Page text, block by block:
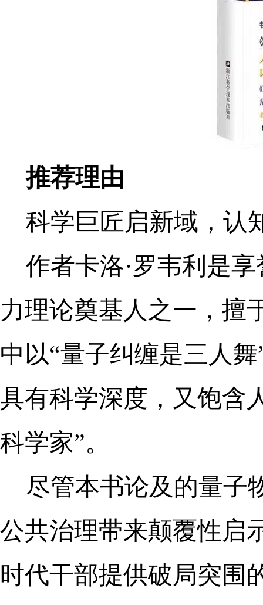
推荐理由
科学巨匠启新域，认
作者卡洛·罗韦利是
力理论奠基人之一，擅
中以“量子纠缠是三人
具有科学深度，又饱含
科学家”。
尽管本书论及的量子
公共治理带来颠覆性启
时代干部提供破局突围